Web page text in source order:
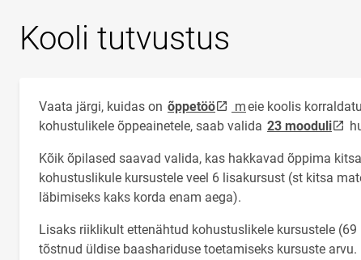
Kooli tutvustus
Vaata järgi, kuidas on õppetöölink opens on new page
meie koolis
kohustulikele õppeainetele, saab valida 23 moodulilink
Kõik õpilased saavad valida, kas hakkavad õppima
kohustuslikule kursustele veel 6 lisakursust (st kitsa
läbimiseks kaks korda enam aega).
Lisaks riiklikult ettenähtud kohustuslikele kursustele
tõstnud üldise baashariduse toetamiseks kursuste